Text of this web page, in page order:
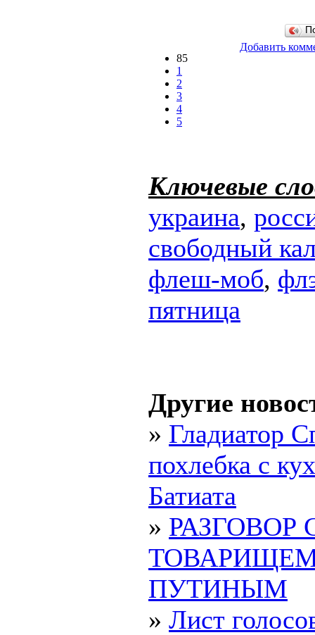
85
1
2
3
4
5
Добавить
Ключевые
украина,
свободный
флеш-моб,
пятница
Другие
» Гладиатор
похлебка с
Батиата
» РАЗГОВОР
ПУТИНЫМ
» Лист